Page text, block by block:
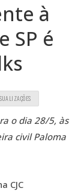
à
SP é
o dia 28/5, às
civil Paloma
CJC